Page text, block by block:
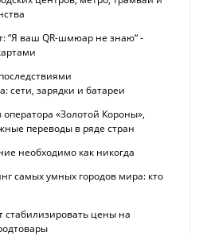
“Я ваш QR-шмюар не знаю“ -
сети, зарядки и батареи
«Золотой Короны»,
переводы в ряде стран
необходимо как никогда
самых умных городов мира: кто
стабилизировать цены на